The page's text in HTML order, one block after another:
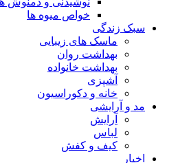
خواص میوه ها
سبک زندگی
ماسک های زیبایی
بهداشت روان
بهداشت خانواده
آشپزی
خانه و دکوراسیون
مد و آرایشی
آرایش
لباس
کیف و کفش
اخبار